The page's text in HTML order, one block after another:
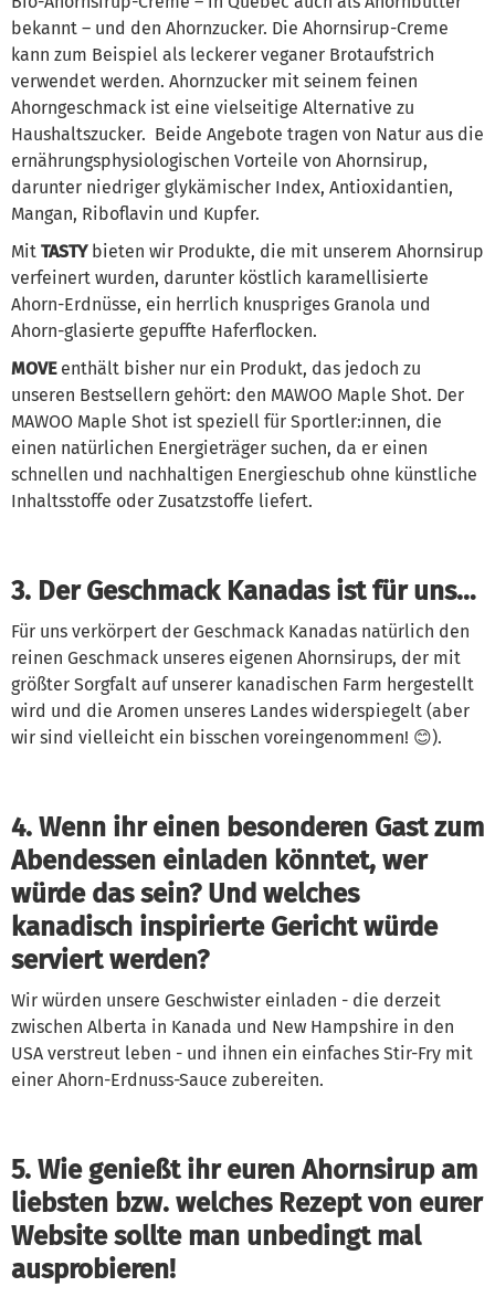
bekannt – und den Ahornzucker. Die Ahornsirup-Creme
kann zum Beispiel als leckerer veganer Brotaufstrich
verwendet werden. Ahornzucker mit seinem feinen
Ahorngeschmack ist eine vielseitige Alternative zu
Haushaltszucker. Beide Angebote tragen von Natur aus die
ernährungsphysiologischen Vorteile von Ahornsirup,
darunter niedriger glykämischer Index, Antioxidantien,
Mangan, Riboflavin und Kupfer.
Mit TASTYbieten wir Produkte, die mit unserem Ahornsirup
verfeinert wurden, darunter köstlich karamellisierte
Ahorn-Erdnüsse, ein herrlich knuspriges Granola und
Ahorn-glasierte gepuffte Haferflocken.
MOVEenthält bisher nur ein Produkt, das jedoch zu
unseren Bestsellern gehört: den MAWOO Maple Shot. Der
MAWOO Maple Shot ist speziell für Sportler:innen, die
einen natürlichen Energieträger suchen, da er einen
schnellen und nachhaltigen Energieschub ohne künstliche
Inhaltsstoffe oder Zusatzstoffe liefert.
3. Der Geschmack Kanadas ist für uns…
Für uns verkörpert der Geschmack Kanadas natürlich den
reinen Geschmack unseres eigenen Ahornsirups, der mit
größter Sorgfalt auf unserer kanadischen Farm hergestellt
wird und die Aromen unseres Landes widerspiegelt (aber
wir sind vielleicht ein bisschen voreingenommen! 😊).
4. Wenn ihr einen besonderen Gast zum
Abendessen einladen könntet, wer
würde das sein? Und welches
kanadisch inspirierte Gericht würde
serviert werden?
Wir würden unsere Geschwister einladen - die derzeit
zwischen Alberta in Kanada und New Hampshire in den
USA verstreut leben - und ihnen ein einfaches Stir-Fry mit
einer Ahorn-Erdnuss-Sauce zubereiten.
5. Wie genießt ihr euren Ahornsirup am
liebsten bzw. welches Rezept von eurer
Website sollte man unbedingt mal
ausprobieren!